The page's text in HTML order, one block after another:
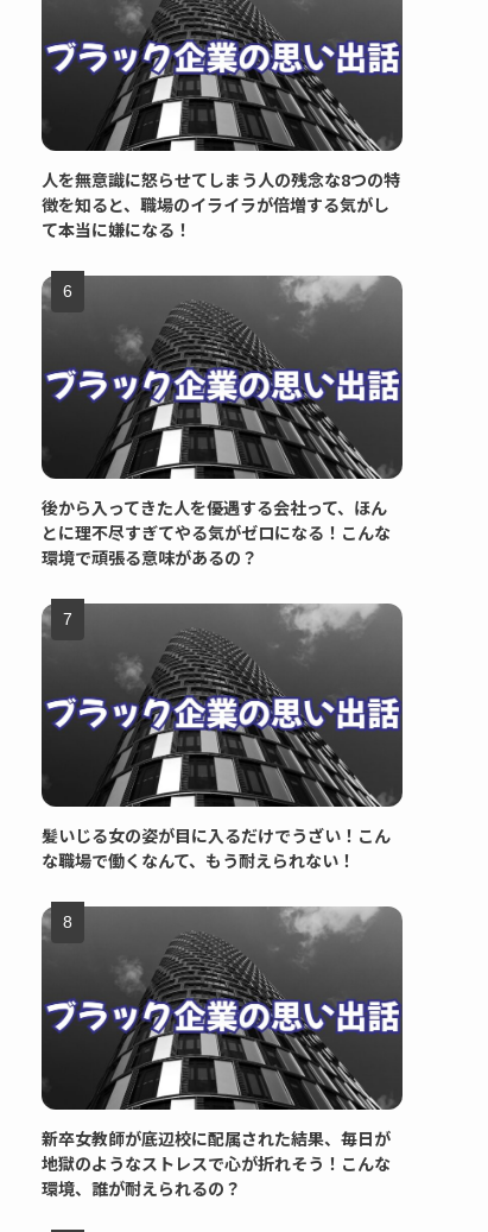
人を無意識に怒らせてしまう人の残念な8つの特
徴を知ると、職場のイライラが倍増する気がし
て本当に嫌になる！
後から入ってきた人を優遇する会社って、ほん
とに理不尽すぎてやる気がゼロになる！こんな
環境で頑張る意味があるの？
髪いじる女の姿が目に入るだけでうざい！こん
な職場で働くなんて、もう耐えられない！
新卒女教師が底辺校に配属された結果、毎日が
地獄のようなストレスで心が折れそう！こんな
環境、誰が耐えられるの？